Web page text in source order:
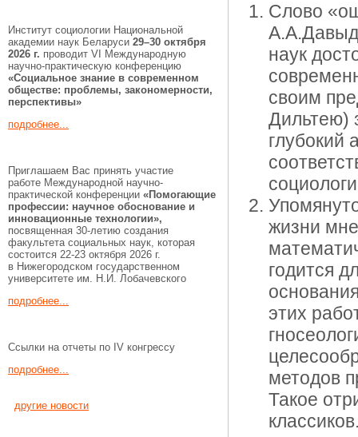
Институт социологии Национальной
академии наук Беларуси 29–30 октября
2026 г. проводит VI Международную
научно-практическую конференцию
«Социальное знание в современном
обществе: проблемы, закономерности,
перспективы»
подробнее...
Приглашаем Вас принять участие
работе Международной научно-
практической конференции «Помогающие
профессии: научное обоснование и
инновационные технологии»,
посвященная 30-летию создания
факультета социальных наук, которая
состоится 22-23 октября 2026 г.
в Нижегородском государственном
университете им. Н.И. Лобачевского
подробнее...
Ссылки на отчеты по IV конгрессу
подробнее...
другие новости
Слово
наук
своим
Дильтею)
глубокий
жизни
годится
этих
методов
Такое